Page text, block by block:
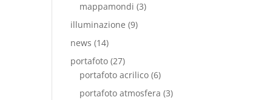
mappamondi (3)
illuminazione (9)
news (14)
portafoto (27)
portafoto acrilico (6)
portafoto atmosfera (3)